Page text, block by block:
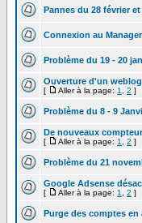
Pannes du 28 février
Connexion au
Problème du 19 - 20
Ouverture d'un weblog
[ Aller à la page: 1 2 ]
Problème du 8 - 9
De nouveaux
[ Aller à la page: 1 2 ]
Problème du 21
Google Adsense
[ Aller à la page: 1 2 ]
Purge des comptes en